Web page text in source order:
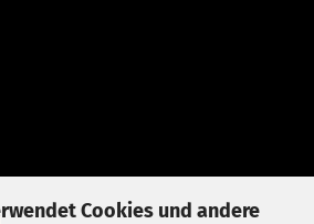
Cookies und andere